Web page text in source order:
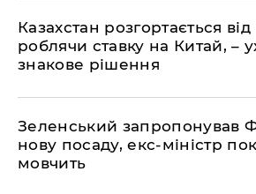
​Казахстан розгортається від
роблячи ставку на Китай, –
знакове рішення
​Зеленський запропонував
нову посаду, екс-міністр
мовчить